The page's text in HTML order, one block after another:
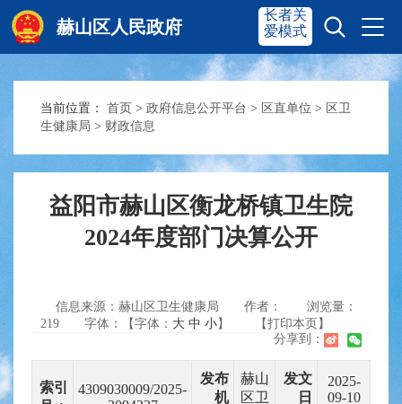
赫山区人民政府
赫山首页 奋进赫山
政务服务
互动交流
长者关
爱模式
当前位置： 首页 > 政府信息公开平台 > 区直单位 > 区卫
生健康局 > 财政信息
益阳市赫山区衡龙桥镇卫生院
2024年度部门决算公开
信息来源：赫山区卫生健康局 作者：
浏览量：
219
字体：【字体： 大 中 小】
【打印本页】
分享到：
索引
4309030009/2025-
发布
机
赫山
区卫
发文
日
2025-
09-10